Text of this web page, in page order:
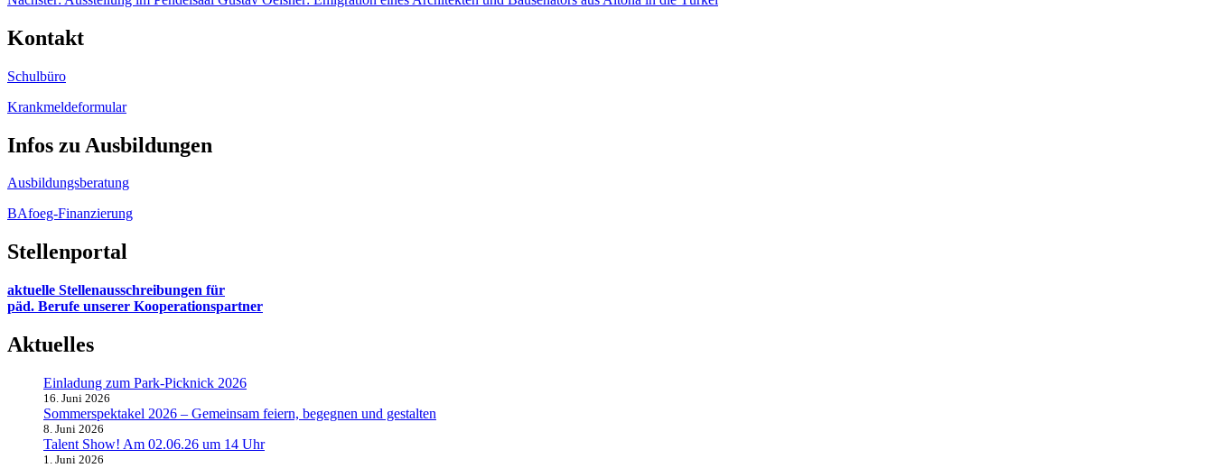
Kontakt
Schulbüro
Krankmeldeformular
Infos zu Ausbildungen
Ausbildungsberatung
BAfoeg-Finanzierung
Stellenportal
aktuelle Stellenausschreibungen für
päd. Berufe unserer Kooperationspartner
Aktuelles
Einladung zum Park-Picknick 2026
16. Juni 2026
Sommerspektakel 2026 – Gemeinsam feiern, begegnen und gestalten
8. Juni 2026
Talent Show! Am 02.06.26 um 14 Uhr
1. Juni 2026